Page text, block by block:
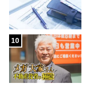
10